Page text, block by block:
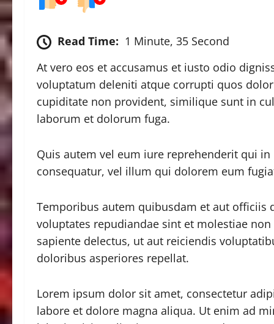
Read Time: 1 Minute, 35 Second
At vero eos et accusamus et iusto odio
voluptatum deleniti atque corrupti quos
cupiditate non provident, similique sunt in
laborum et dolorum fuga.
Quis autem vel eum iure reprehenderit qui
consequatur, vel illum qui dolorem eum
Temporibus autem quibusdam et aut officiis
voluptates repudiandae sint et molestiae
sapiente delectus, ut aut reiciendis
doloribus asperiores repellat.
Lorem ipsum dolor sit amet, consectetur
labore et dolore magna aliqua. Ut enim ad